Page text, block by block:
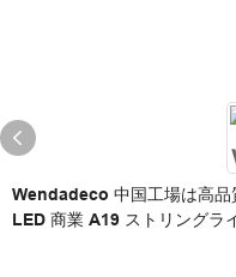
Wendadeco 中国工場は高品
LED 商業 A19 ストリングラ